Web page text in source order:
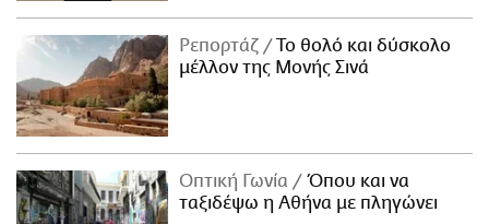
Ρεπορτάζ
Το θολό και δύσκολο
μέλλον της Μονής Σινά
Οπτική Γωνία
Όπου και να
ταξιδέψω η Αθήνα με πληγώνει